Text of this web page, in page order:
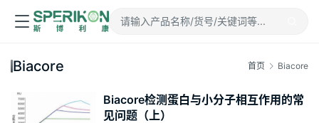
Biacore 首页 Biacore
Biacore检测蛋白与小分子相互作用的常
见问题（上）